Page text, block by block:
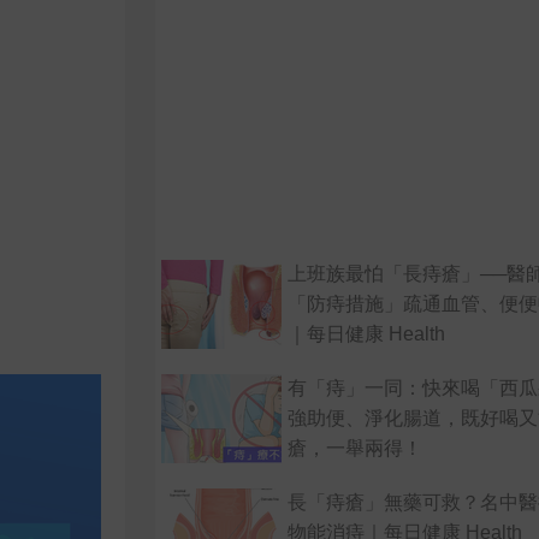
上班族最怕「長痔瘡」──醫
「防痔措施」疏通血管、便
｜每日健康 Health
有「痔」一同：快來喝「西
強助便、淨化腸道，既好喝
瘡，一舉兩得！
長「痔瘡」無藥可救？名中
物能消痔｜每日健康 Health